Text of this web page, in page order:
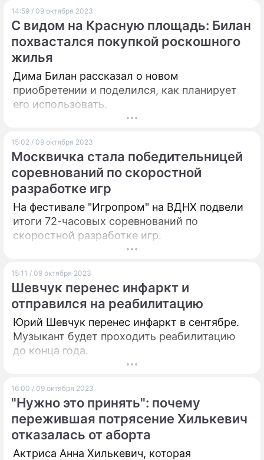
14:59 / 09 октября 2023
С видом на Красную площадь: Билан
похвастался покупкой роскошного
жилья
Дима Билан рассказал о новом
приобретении и поделился, как планирует
его использовать.
15:02 / 09 октября 2023
Москвичка стала победительницей
соревнований по скоростной
разработке игр
На фестивале "Игропром" на ВДНХ подвели
итоги 72-часовых соревнований по
скоростной разработке игр.
15:11 / 09 октября 2023
Шевчук перенес инфаркт и
отправился на реабилитацию
Юрий Шевчук перенес инфаркт в сентябре.
Музыкант будет проходить реабилитацию
до конца года.
16:00 / 09 октября 2023
"Нужно это принять": почему
пережившая потрясение Хилькевич
отказалась от аборта
Актриса Анна Хилькевич, которая